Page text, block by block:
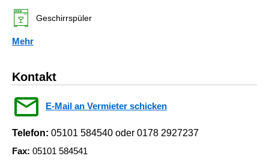
Geschirrspüler
Mehr
Kontakt
E-Mail an Vermieter schicken
Telefon: 05101 584540 oder 0178 2927237
Fax: 05101 584541